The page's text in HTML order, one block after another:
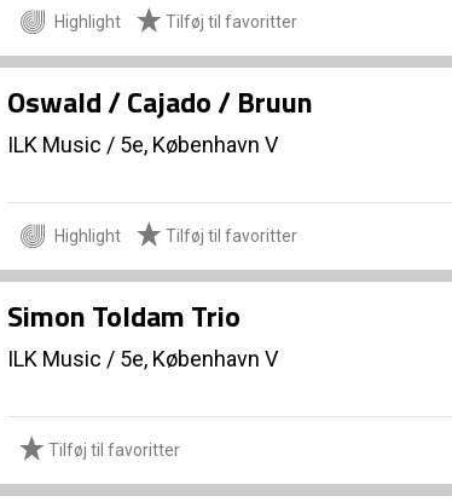
Highlight Tilføj til favoritter
Oswald / Cajado / Bruun
ILK Music / 5e, København V
Highlight Tilføj til favoritter
Simon Toldam Trio
ILK Music / 5e, København V
Tilføj til favoritter